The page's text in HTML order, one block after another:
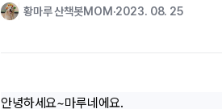
황마루 산책봇MOM 2023. 08. 25
안녕하세요~마루네에요.